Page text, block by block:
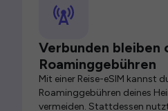
Verbunden bleiben
Roaminggebühren
Mit einer Reise-eSIM kannst
Roaminggebühren deines
vermeiden. Stattdessen